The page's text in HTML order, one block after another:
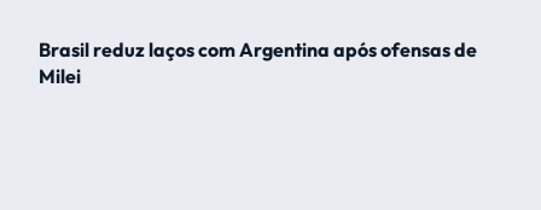
Brasil reduz laços com Argentina após ofensas de
Milei